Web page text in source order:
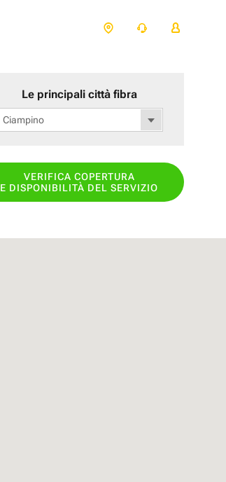
Le principali città fibra
Ciampino
VERIFICA COPERTURA
E DISPONIBILITÀ DEL SERVIZIO